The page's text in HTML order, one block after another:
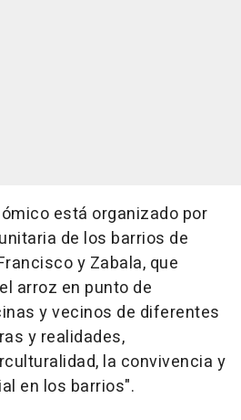
está organizado por
de los barrios de
y Zabala, que
arroz en punto de
y vecinos de diferentes
y realidades,
la convivencia y
en los barrios".